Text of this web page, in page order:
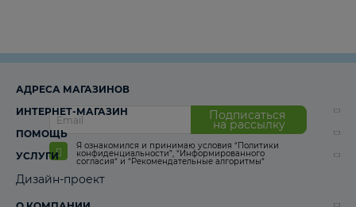
Подписаться
на рассылку
Я ознакомился и принимаю условия “Политики
конфиденциальности”, “Информированного
согласия“ и “Рекомендательные алгоритмы“
АДРЕСА МАГАЗИНОВ
ИНТЕРНЕТ-МАГАЗИН
ПОМОЩЬ
УСЛУГИ
Дизайн-проект